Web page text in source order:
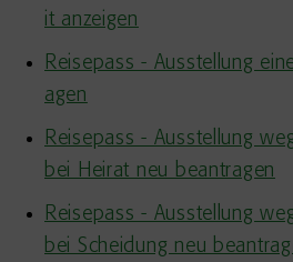
it anzeigen
Reisepass - Ausstellung
agen
Reisepass - Ausstellung
bei Heirat neu beantragen
Reisepass - Ausstellung
bei Scheidung neu